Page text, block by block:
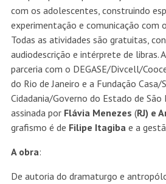
com os adolescentes, construindo
experimentação e comunicação com
Todas as atividades são gratuitas,
audiodescrição e intérprete de libras.
parceria com o DEGASE/Divcell/
do Rio de Janeiro e a Fundação Casa/
Cidadania/Governo do Estado de São
assinada por Flávia Menezes (RJ) e
grafismo é de Filipe Itagiba e a
A obra:
De autoria do dramaturgo e